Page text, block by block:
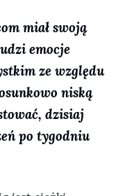
miał swoją
emocje
ze względu
niską
dzisiaj
po tygodniu